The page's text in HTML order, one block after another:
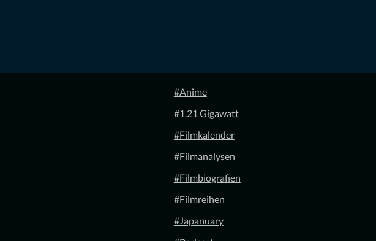
#Anime
#1.21 Gigawatt
#Filmkalender
#Filmanalysen
#Filmbiografien
#Filmreihen
#Japanuary